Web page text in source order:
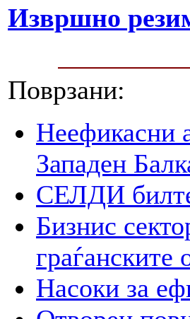
Извршно
Поврзани:
Неефикасни
Западен
СЕЛДИ
Бизнис
граѓанските
Насоки за